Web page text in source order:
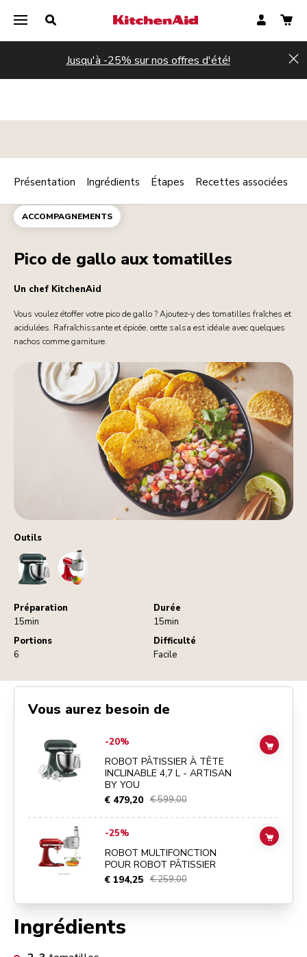
Jusqu'à -25% sur nos offres d'été!
Outils
StandMixerFoodProcessorAttachment
Préparation
15min
Durée
15min
Portions
6
Difficulté
Facile
DIPS PLAT PRINCIPAL
ACCOMPAGNEMENTS
Print
Pico de gallo aux tomatilles
Un chef KitchenAid
Vous voulez étoffer votre pico de gallo ? Ajoutez-y des tomatilles fraîches et
acidulées. Rafraîchissante et épicée, cette salsa est idéale avec quelques
nachos comme garniture.
Présentation Ingrédients Étapes Recettes associées
Ingrédients
Vous aurez besoin de
Go toROBOT PÂTISSIER À TÊTE INCLINABLE 4,7 L - ARTISAN BY
-20%
ROBOT PÂTISSIER À TÊTE
INCLINABLE 4,7 L - ARTISAN
BY YOU
€ 479,20 € 599,00
ADD
ROBOT MULTIFONCTION POUR ROBOT PÂTISSIERdetails
-25%
ROBOT MULTIFONCTION
POUR ROBOT PÂTISSIER
€ 194,25 € 259,00
ADD